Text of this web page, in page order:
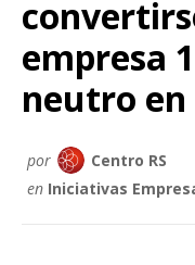
empresa
neutro en
por
Centro RS
en Iniciativas